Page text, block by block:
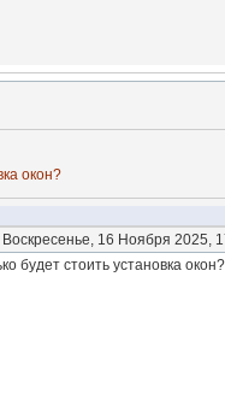
окон?
Воскресенье, 16 Ноября 2025,
будет стоить установка